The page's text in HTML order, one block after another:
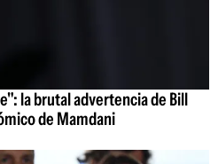
la brutal advertencia de Bill
de Mamdani